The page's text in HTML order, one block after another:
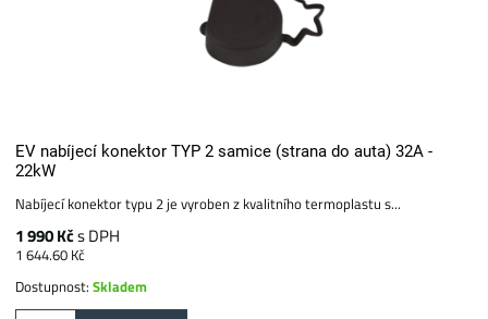
EV nabíjecí konektor TYP 2 samice (strana do auta) 32A -
22kW
Nabíjecí konektor typu 2 je vyroben z kvalitního termoplastu s...
1 990 Kčs DPH
1 644.60 Kč
Dostupnost:Skladem